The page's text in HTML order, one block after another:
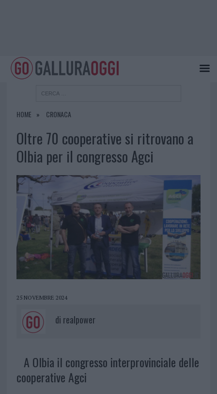
HOME CRONACA
Oltre 70 cooperative si ritrovano a
Olbia per il congresso Agci
25 NOVEMBRE 2024
di realpower
A Olbia il congresso interprovinciale delle
cooperative Agci